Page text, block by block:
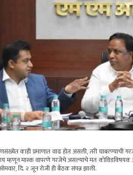
काही प्रमाणात वाढ होत असली, तरी घाबरण्याची
म्हणून मास्क वापरणे गरजेचे असल्याचे मत
दि. २ जून रोजी ही बैठक संपन्न झाली.